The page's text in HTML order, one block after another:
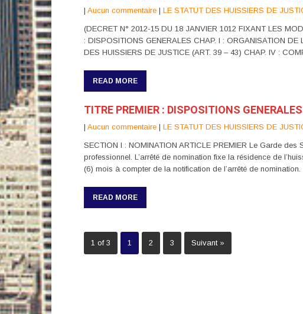
| Aucun commentaire | LE STATUT DES HUISSIERS DE
(DECRET N° 2012-15 DU 18 JANVIER 1012 FIXANT LES
: DISPOSITIONS GENERALES CHAP. I : ORGANISATION
DES HUISSIERS DE JUSTICE (ART. 39 – 43) CHAP. IV :
READ MORE
TITRE PREMIER : DISPOSITIONS
| Aucun commentaire | LE STATUT DES HUISSIERS DE
SECTION I : NOMINATION ARTICLE PREMIER Le Garde
professionnel. L’arrêté de nomination fixe la résidence de
(6) mois à compter de la notification de l’arrêté de
READ MORE
1 of 3 1 2 3 Suivant »